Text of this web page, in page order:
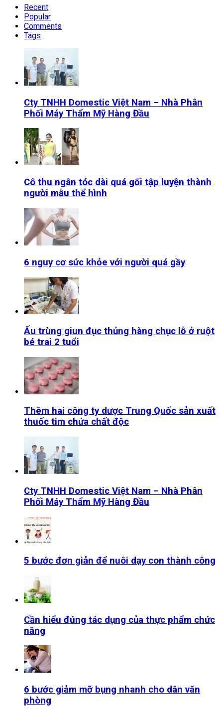
Recent
Popular
Comments
Tags
Cty TNHH Domestic Việt Nam – Nhà Phân
Phối Máy Thẩm Mỹ Hàng Đầu
Cô thu ngân tóc dài quá gối tập luyện thành
người mẫu thể hình
6 nguy cơ sức khỏe với người quá gầy
Ấu trùng giun đục thủng hàng chục lỗ ở ruột
bé trai 2 tuổi
Thêm hai công ty dược Trung Quốc sản xuất
thuốc tim chứa chất độc
Cty TNHH Domestic Việt Nam – Nhà Phân
Phối Máy Thẩm Mỹ Hàng Đầu
5 bước đơn giản để nuôi dạy con thành công
Cần hiểu đúng tác dụng của thực phẩm chức
năng
6 bước giảm mỡ bụng nhanh cho dân văn
phòng